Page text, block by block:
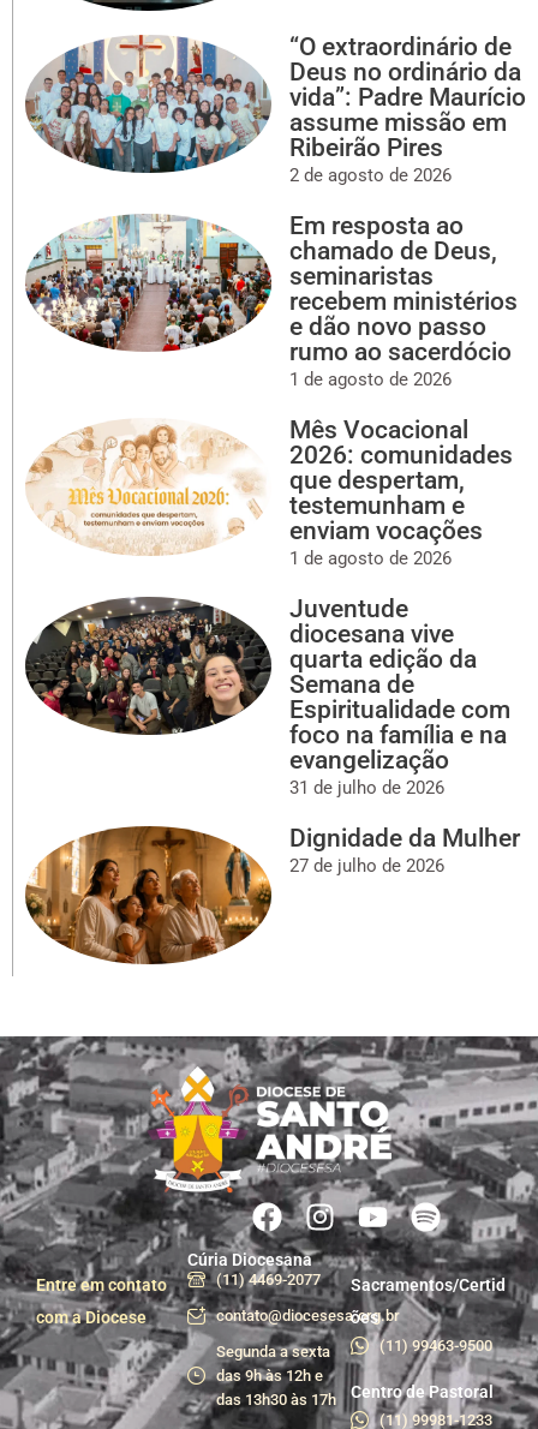
“O extraordinário de
Deus no ordinário da
vida”: Padre Maurício
assume missão em
Ribeirão Pires
2 de agosto de 2026
Em resposta ao
chamado de Deus,
seminaristas
recebem ministérios
e dão novo passo
rumo ao sacerdócio
1 de agosto de 2026
Mês Vocacional
2026: comunidades
que despertam,
testemunham e
enviam vocações
1 de agosto de 2026
Juventude
diocesana vive
quarta edição da
Semana de
Espiritualidade com
foco na família e na
evangelização
31 de julho de 2026
Dignidade da Mulher
27 de julho de 2026
Entre em contato
com a Diocese
Cúria Diocesana
(11) 4469-2077
contato@diocesesa.org.br
Segunda a sexta
das 9h às 12h e
das 13h30 às 17h
Sacramentos/Certid
ões
(11) 99463-9500
Centro de Pastoral
(11) 99981-1233